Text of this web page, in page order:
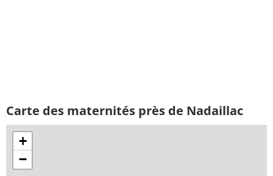
Carte des maternités près de Nadaillac
+
−